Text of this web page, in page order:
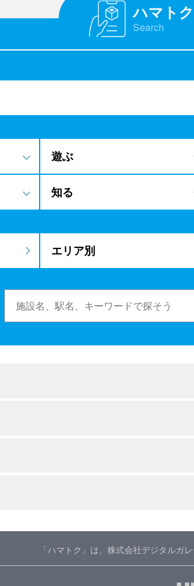
ハマト
Search
遊ぶ
知る
エリア別
「ハマトク」は、株式会社デジタルガ